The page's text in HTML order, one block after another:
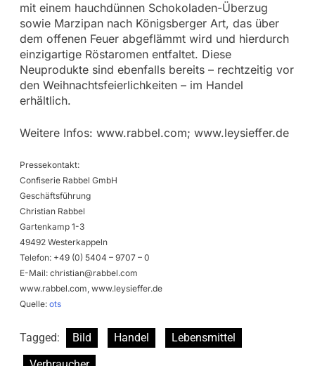
mit einem hauchdünnen Schokoladen-Überzug
sowie Marzipan nach Königsberger Art, das über
dem offenen Feuer abgeflämmt wird und hierdurch
einzigartige Röstaromen entfaltet. Diese
Neuprodukte sind ebenfalls bereits – rechtzeitig vor
den Weihnachtsfeierlichkeiten – im Handel
erhältlich.
Weitere Infos: www.rabbel.com; www.leysieffer.de
Pressekontakt:
Confiserie Rabbel GmbH
Geschäftsführung
Christian Rabbel
Gartenkamp 1-3
49492 Westerkappeln
Telefon: +49 (0) 5404 – 9707 – 0
E-Mail: christian@rabbel.com
www.rabbel.com, www.leysieffer.de
Quelle: ots
Tagged: Bild Handel
Lebensmittel